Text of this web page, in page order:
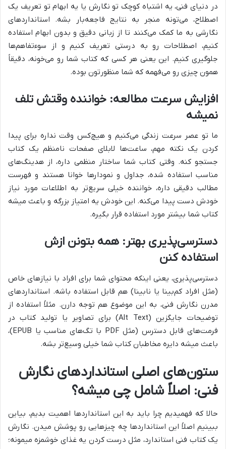
در دنیای فنی، یه اشتباه کوچک تو نگارش یا یه ابهام تو تعریف یک
اصطلاح، می‌تونه منجر به نتایج فاجعه‌بار بشه. استانداردهای
نگارشی به ما کمک می‌کنند تا از زبانی دقیق و بدون ابهام استفاده
کنیم، اصطلاحات رو به درستی تعریف کنیم و از سوءتفاهم‌ها
جلوگیری کنیم. این یعنی هر کسی که کتاب شما رو می‌خونه، دقیقاً
همون چیزی رو می‌فهمه که شما منظورتون بوده.
افزایش سرعت مطالعه: خواننده وقتش تلف
نمیشه
ما تو عصر سرعت زندگی می‌کنیم و هیچ‌کس وقت نداره برای پیدا
کردن یک نکته مهم، ساعت‌ها لابلای صفحات نامنظم یک کتاب
جستجو کنه. وقتی کتاب شما ساختار منظمی داره، از هدینگ‌های
مناسب استفاده شده، جداول و نمودارها خوانا هستند و فهرست
مطالب دقیقی داره، خواننده خیلی سریع‌تر به اطلاعات مورد نیاز
خودش دست پیدا می‌کنه. این خودش یه امتیاز بزرگه و باعث میشه
کتاب شما بیشتر مورد استفاده قرار بگیره.
دسترسی‌پذیری بهتر: همه بتونن ازش
استفاده کنن
دسترسی‌پذیری، یعنی اینکه محتوای شما برای افراد با نیازهای خاص
(مثل افراد کم‌بینا یا نابینا) هم قابل استفاده باشه. استانداردهای
مدرن نگارش فنی، به این موضوع هم توجه دارن. مثلاً استفاده از
توضیحات جایگزین (Alt Text) برای تصاویر یا تولید کتاب در
فرمت‌های قابل دسترس (مثل PDF با تگ‌های مناسب یا EPUB)،
باعث میشه دایره مخاطبان کتاب شما خیلی وسیع‌تر بشه.
ستون‌های اصلی استانداردهای نگارش
فنی: اصلاً شامل چی میشه؟
حالا که فهمیدیم چرا باید به این استانداردها اهمیت بدیم، بیاین
ببینیم اصلاً این استانداردها چه چیزهایی رو پوشش میدن. نگارش
یک کتاب فنی استاندارد، مثل درست کردن یه غذای خوشمزه میمونه؛